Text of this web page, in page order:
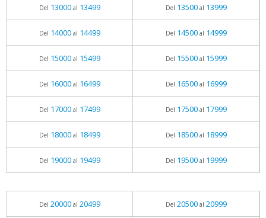
Del 13000al 13499 Del 13500al 13999
Del 14000al 14499 Del 14500al 14999
Del 15000al 15499 Del 15500al 15999
Del 16000al 16499 Del 16500al 16999
Del 17000al 17499 Del 17500al 17999
Del 18000al 18499 Del 18500al 18999
Del 19000al 19499 Del 19500al 19999
Del 20000al 20499 Del 20500al 20999